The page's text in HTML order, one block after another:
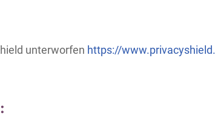
unterworfen https://